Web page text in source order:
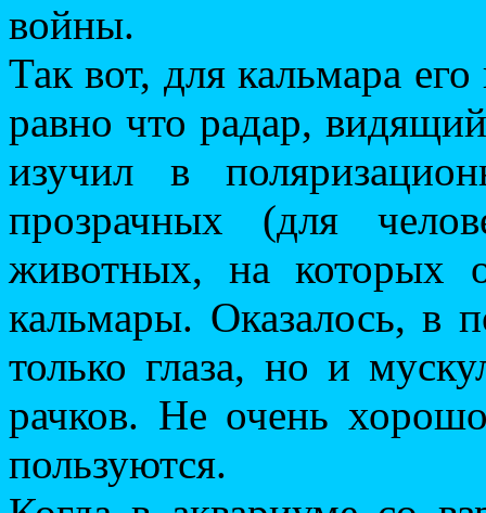
войны.
Так вот, для кальмара
равно что радар,
изучил в
прозрачных (для
животных, на которых
кальмары. Оказалось, в
только глаза, но и
рачков. Не очень
пользуются.